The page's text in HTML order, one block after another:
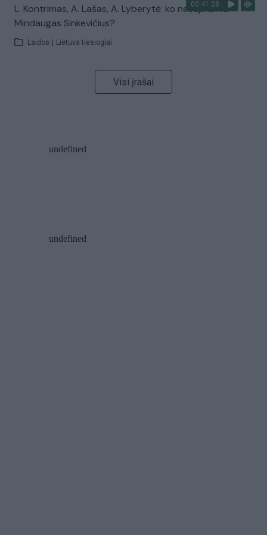
00:41:28
L. Kontrimas, A. Lašas, A. Lyberytė: ko nesupranta
Mindaugas Sinkevičius?
Laidos Lietuva tiesiogiai
Visi įrašai